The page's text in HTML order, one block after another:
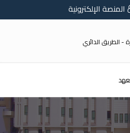
المنصة الإلكترونية
- الطريق الدائري